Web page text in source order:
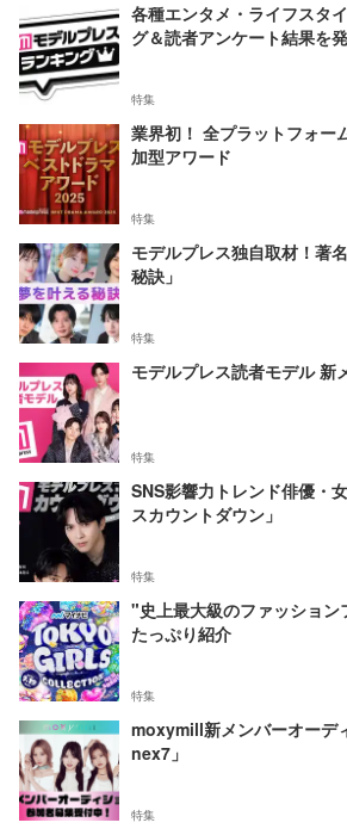
各種エンタメ・ライフスタ
グ＆読者アンケート結果を
特集
業界初！ 全プラットフォー
加型アワード
特集
モデルプレス独自取材！著
秘訣」
特集
モデルプレス読者モデル 新
特集
SNS影響力トレンド俳優・
スカウントダウン」
特集
"史上最大級のファッショ
たっぷり紹介
特集
moxymill新メンバーオーデ
nex7」
特集